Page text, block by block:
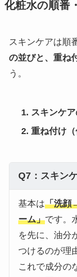
化粧水の順番
スキンケアは順
の並びと、重ね
う。
スキンケ
重ね付け
Q7：スキン
基本は「洗顔
ーム」です。
を先に、油分
つけるのが理
これで成分の